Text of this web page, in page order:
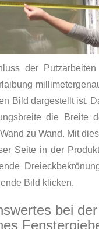
der
Bild dargestellt ist.
die Breite
zu Wand. Mit
Seite in der
Bild klicken.
bei